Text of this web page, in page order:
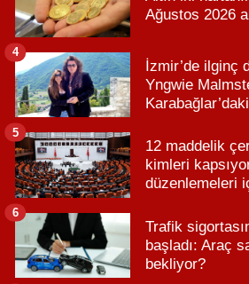
Ağustos 2026
İzmir’de ilginç
Yngwie
4
12 maddelik
kimleri
düzenlemeleri
5
Trafik
başladı: Araç
bekliyor?
6